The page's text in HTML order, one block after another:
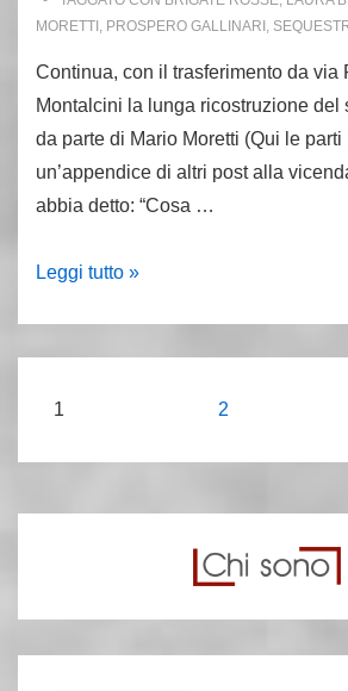
MORETTI , PROSPERO GALLINARI ,
Continua, con il trasferimento da via
Montalcini la lunga ricostruzione del
da parte di Mario Moretti (Qui le parti
un’appendice di altri post alla
abbia detto: “Cosa …
Mario
marzo,
Leggi tutto »
Paginazione
1 2